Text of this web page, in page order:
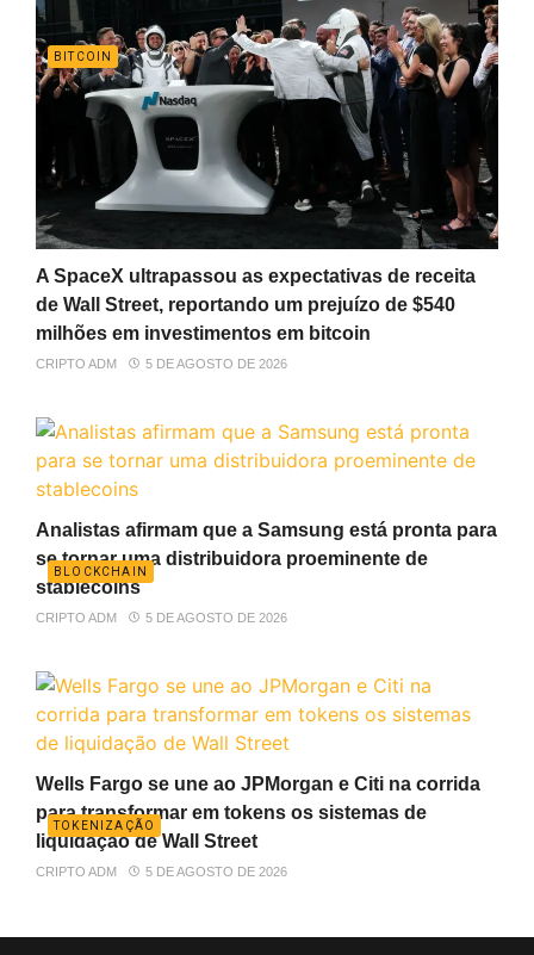
BITCOIN
A SpaceX ultrapassou as expectativas de receita
de Wall Street, reportando um prejuízo de $540
milhões em investimentos em bitcoin
CRIPTO ADM 5 DE AGOSTO DE 2026
BLOCKCHAIN
Analistas afirmam que a Samsung está pronta para
se tornar uma distribuidora proeminente de
stablecoins
CRIPTO ADM 5 DE AGOSTO DE 2026
TOKENIZAÇÃO
Wells Fargo se une ao JPMorgan e Citi na corrida
para transformar em tokens os sistemas de
liquidação de Wall Street
CRIPTO ADM 5 DE AGOSTO DE 2026